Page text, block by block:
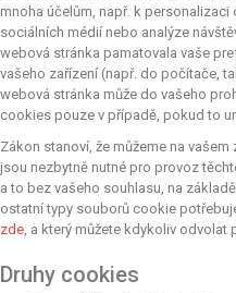
mnoha účelům, např. k
sociálních médií nebo analýze
webová stránka pamatovala vaše
vašeho zařízení (např. do počítače,
webová stránka může do vašeho
cookies pouze v případě, pokud to
Zákon stanoví, že můžeme na
jsou nezbytně nutné pro provoz
a to bez vašeho souhlasu, na
ostatní typy souborů cookie
zde , a který můžete kdykoliv
Druhy cookies